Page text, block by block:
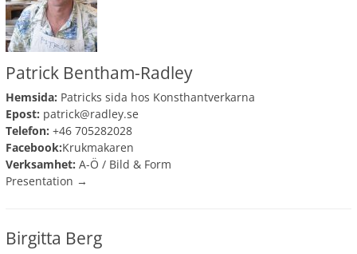
Patrick Bentham-Radley
Hemsida: Patricks sida hos Konsthantverkarna
Epost: patrick@radley.se
Telefon: +46 705282028
Facebook:Krukmakaren
Verksamhet: A-Ö / Bild & Form
Presentation →
Birgitta Berg